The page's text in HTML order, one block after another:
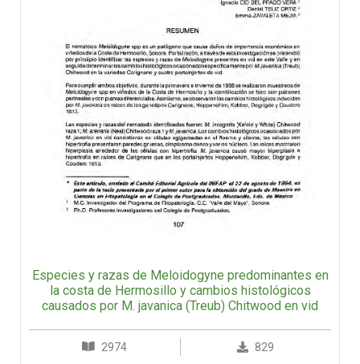
Especies y razas de Meloidogyne predominantes en
la costa de Hermosillo y cambios histológicos
causados por M. javanica (Treub) Chitwood en vid
2974 829